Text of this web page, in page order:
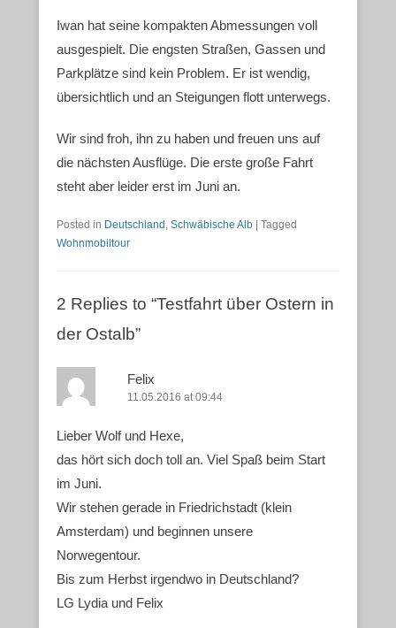
Iwan hat seine kompakten Abmessungen voll
ausgespielt. Die engsten Straßen, Gassen und
Parkplätze sind kein Problem. Er ist wendig,
übersichtlich und an Steigungen flott unterwegs.
Wir sind froh, ihn zu haben und freuen uns auf
die nächsten Ausflüge. Die erste große Fahrt
steht aber leider erst im Juni an.
Posted in Deutschland Schwäbische Alb | Tagged
Wohnmobiltour
2 Replies to “Testfahrt über Ostern in
der Ostalb”
Felix
11.05.2016 at 09:44
Lieber Wolf und Hexe,
das hört sich doch toll an. Viel Spaß beim Start
im Juni.
Wir stehen gerade in Friedrichstadt (klein
Amsterdam) und beginnen unsere
Norwegentour.
Bis zum Herbst irgendwo in Deutschland?
LG Lydia und Felix